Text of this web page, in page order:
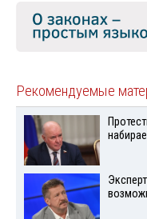
Рекомендуемые